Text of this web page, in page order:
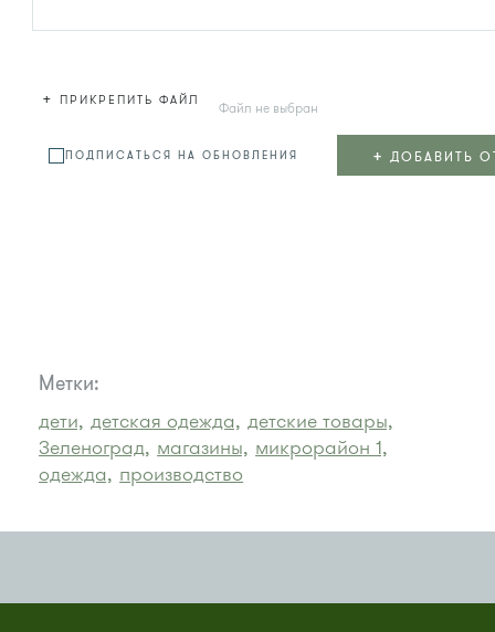
+ ПРИКРЕПИТЬ ФАЙЛ Файл не выбран
ПОДПИСАТЬСЯ НА ОБНОВЛЕНИЯ + ДОБАВИТЬ
Метки:
дети, детская одежда, детские товары,
Зеленоград, магазины, микрорайон 1,
одежда, производство